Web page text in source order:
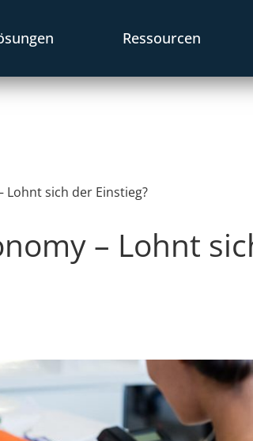
Ressourcen
Lohnt sich der Einstieg?
– Lohnt